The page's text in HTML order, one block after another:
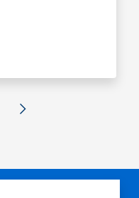
Next »